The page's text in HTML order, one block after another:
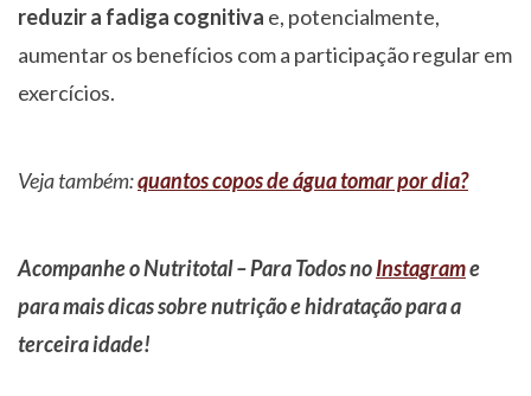
reduzir a fadiga cognitiva e, potencialmente,
aumentar os benefícios com a participação regular em
exercícios.
Veja também:quantos copos de água tomar por dia?
Acompanhe o Nutritotal – Para Todos noInstagrame
para mais dicas sobre nutrição e hidratação para a
terceira idade!